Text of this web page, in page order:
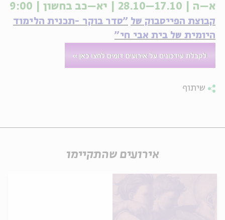
א–ה | 17.10–28.10 | יא–כב בחשון | 9:00
קבוצת הפייסבוק של "סדר בוקר -תכנית הלימוד
היומית של בית אבי חי"
שיתוף
אירועים שהתקיימו